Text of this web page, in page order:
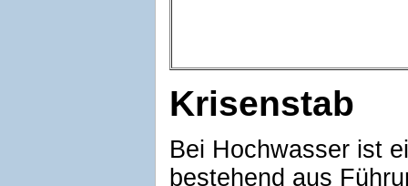
Krisenstab
Bei Hochwasser ist
bestehend aus